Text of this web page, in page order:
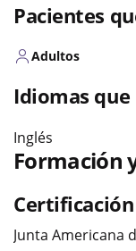
Pacientes
Adultos
Idiomas
Inglés
Formación
Junta Americana